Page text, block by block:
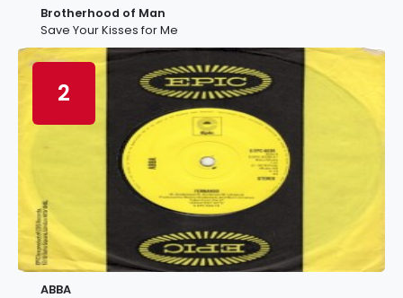
Brotherhood of Man
Save Your Kisses for Me
2
ABBA